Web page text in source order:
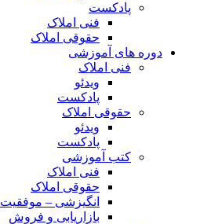
پادکست
فنی املاک
حقوقی املاک
دوره های آموزشی
فنی املاک
ویدئو
پادکست
حقوقی املاک
ویدئو
پادکست
کتب آموزشی
فنی املاک
حقوقی املاک
انگیزشی – موفقیت
بازاریابی و فروش